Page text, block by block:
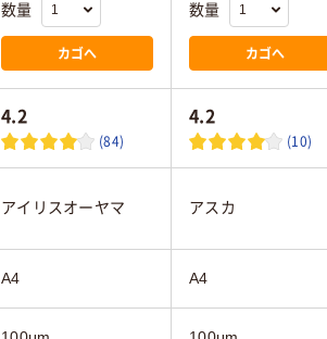
数量
カゴへ
数量
カゴへ
4.2
(84)
4.2
(10)
アイリスオーヤマ アスカ
A4 A4